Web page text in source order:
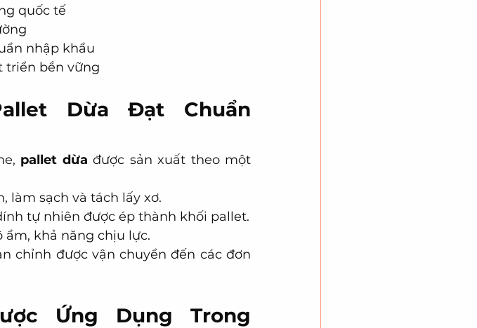
quốc tế
nhập khẩu
triển bền vững
Dừa Đạt Chuẩn
pallet dừa được sản xuất theo một
làm sạch và tách lấy xơ.
tự nhiên được ép thành khối pallet.
ẩm, khả năng chịu lực.
chỉnh được vận chuyển đến các đơn
Ứng Dụng Trong